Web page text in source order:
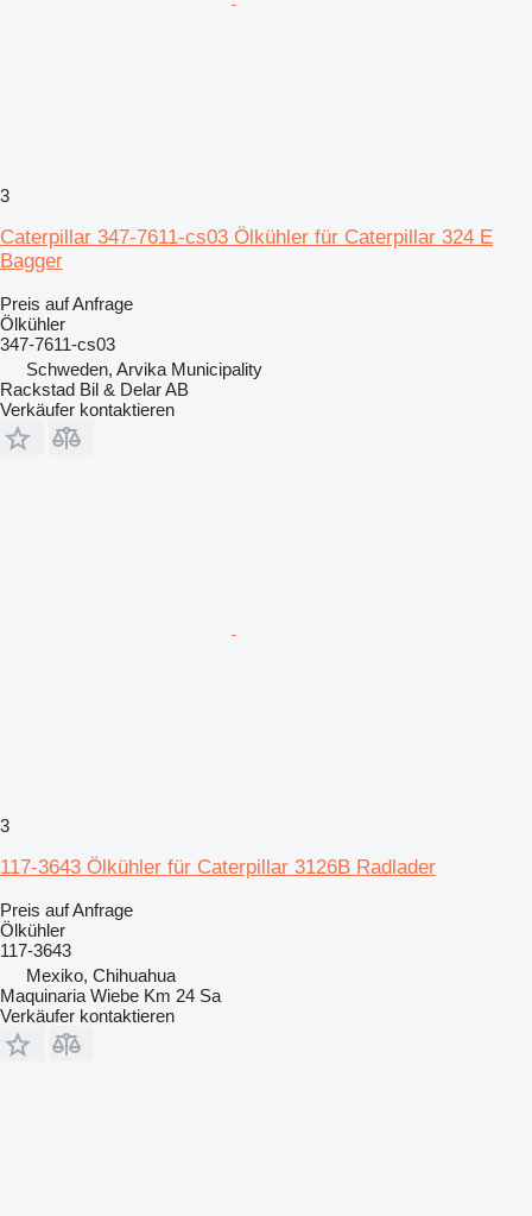
3
Caterpillar 347-7611-cs03 Ölkühler für Caterpillar 324 E
Bagger
Preis auf Anfrage
Ölkühler
347-7611-cs03
Schweden, Arvika Municipality
Rackstad Bil & Delar AB
Verkäufer kontaktieren
3
117-3643 Ölkühler für Caterpillar 3126B Radlader
Preis auf Anfrage
Ölkühler
117-3643
Mexiko, Chihuahua
Maquinaria Wiebe Km 24 Sa
Verkäufer kontaktieren